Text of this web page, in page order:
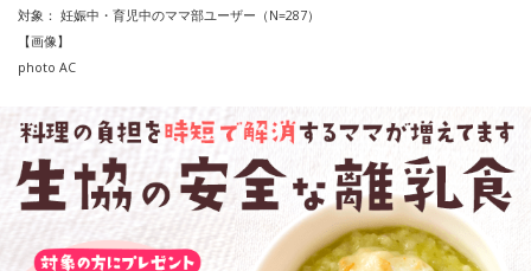
対象： 妊娠中・育児中のママ部ユーザー（ N=287）
【画像】
photo AC